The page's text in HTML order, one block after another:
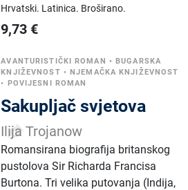
Hrvatski. Latinica. Broširano.
9,73 €
AVANTURISTIČKI ROMAN •BUGARSKA
KNJIŽEVNOST •NJEMAČKA KNJIŽEVNOST
• POVIJESNI ROMAN
Sakupljač svjetova
Ilija Trojanow
Romansirana biografija britanskog
pustolova Sir Richarda Francisa
Burtona. Tri velika putovanja (Indija,